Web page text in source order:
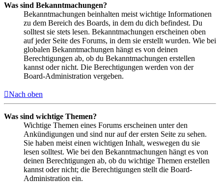
Was sind Bekanntmachungen?
Bekanntmachungen beinhalten meist wichtige Informationen
zu dem Bereich des Boards, in dem du dich befindest. Du
solltest sie stets lesen. Bekanntmachungen erscheinen oben
auf jeder Seite des Forums, in dem sie erstellt wurden. Wie bei
globalen Bekanntmachungen hängt es von deinen
Berechtigungen ab, ob du Bekanntmachungen erstellen
kannst oder nicht. Die Berechtigungen werden von der
Board-Administration vergeben.
Nach oben
Was sind wichtige Themen?
Wichtige Themen eines Forums erscheinen unter den
Ankündigungen und sind nur auf der ersten Seite zu sehen.
Sie haben meist einen wichtigen Inhalt, weswegen du sie
lesen solltest. Wie bei den Bekanntmachungen hängt es von
deinen Berechtigungen ab, ob du wichtige Themen erstellen
kannst oder nicht; die Berechtigungen stellt die Board-
Administration ein.